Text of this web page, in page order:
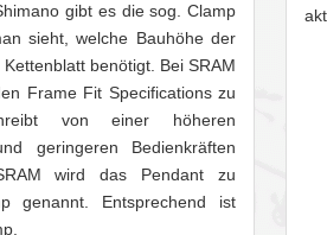
gibt es die sog. Clamp
sieht, welche Bauhöhe der
benötigt. Bei SRAM
Frame Fit Specifications zu
von einer höheren
geringeren Bedienkräften
wird das Pendant zu
genannt. Entsprechend ist